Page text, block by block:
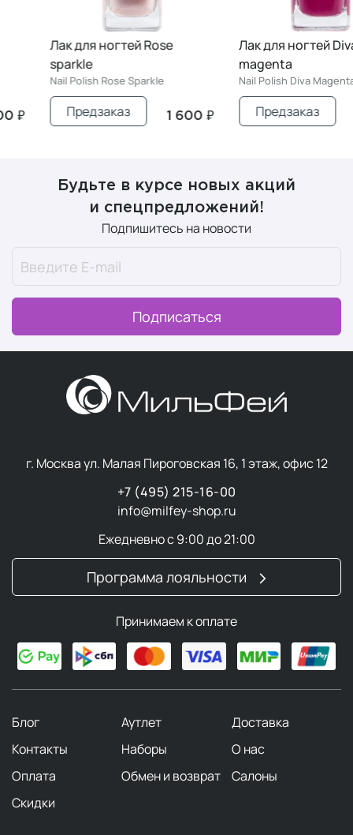
Лак для ногтей Rose
sparkle
Nail Polish Rose Sparkle
1 600 ₽
Предзаказ
Лак для ногтей Diva
magenta
Nail Polish Diva Magenta
1
Предзаказ
Будьте в курсе новых акций
и спецпредложений!
Подпишитесь на новости
Подписаться
г. Москва ул. Малая Пироговская 16, 1 этаж, офис 12
+7 (495) 215-16-00
info@milfey-shop.ru
Ежедневно с 9:00 до 21:00
Программа лояльности
Принимаем к оплате
Блог Аутлет
Доставка
Контакты
Наборы
О нас
Оплата
Обмен и возврат
Салоны
Скидки